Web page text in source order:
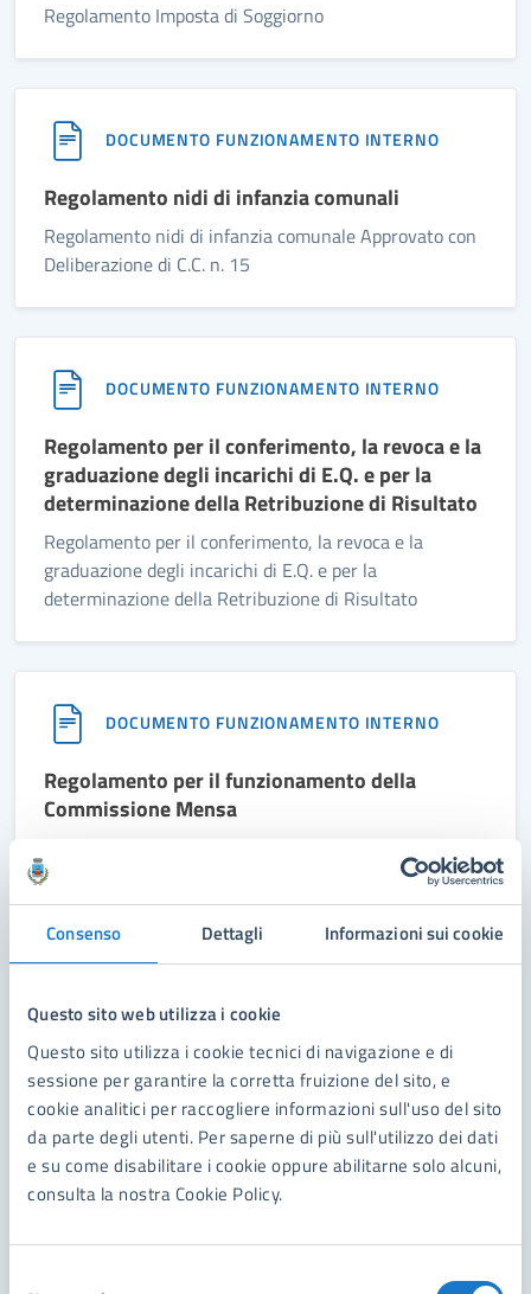
Consenso Dettagli Informazioni sui cookie
Questo sito web utilizza i cookie
Questo sito utilizza i cookie tecnici di navigazione e di
sessione per garantire la corretta fruizione del sito, e
cookie analitici per raccogliere informazioni sull'uso del sito
da parte degli utenti. Per saperne di più sull'utilizzo dei dati
e su come disabilitare i cookie oppure abilitarne solo alcuni,
consulta la nostra Cookie Policy.
Regolamento Imposta di Soggiorno
DOCUMENTO FUNZIONAMENTO INTERNO
Regolamento nidi di infanzia comunali
Regolamento nidi di infanzia comunale Approvato con
Deliberazione di C.C. n. 15
DOCUMENTO FUNZIONAMENTO INTERNO
Regolamento per il conferimento, la revoca e la
graduazione degli incarichi di E.Q. e per la
determinazione della Retribuzione di Risultato
Regolamento per il conferimento, la revoca e la
graduazione degli incarichi di E.Q. e per la
determinazione della Retribuzione di Risultato
DOCUMENTO FUNZIONAMENTO INTERNO
Regolamento per il funzionamento della
Commissione Mensa
Mensa
Regolamento per il funzionamento della Giunta
Comunale
Regolamento per il funzionamento della Giunta
Comunale